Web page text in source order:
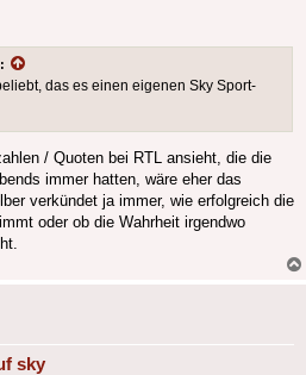
das es einen eigenen Sky Sport-
/ Quoten bei RTL ansieht, die die
immer hatten, wäre eher das
verkündet ja immer, wie erfolgreich die
oder ob die Wahrheit irgendwo
sky